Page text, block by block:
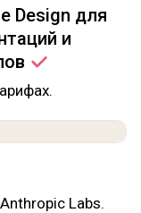
Design для
и
Labs.